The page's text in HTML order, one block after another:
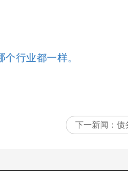
行业都一样。
下一新闻： 债